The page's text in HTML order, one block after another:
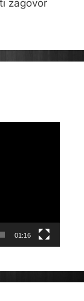
zagovor
01:16